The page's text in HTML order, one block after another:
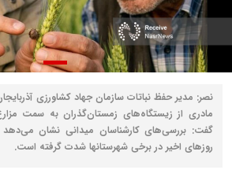
نصر: مدیر حفظ نباتات سازمان جهاد کشاورزی
مادری از زیستگاه‌های زمستان‌گذران به سمت
گفت: بررسی‌های کارشناسان میدانی نشان
روزهای اخیر در برخی شهرستانها شدت گرفته است.